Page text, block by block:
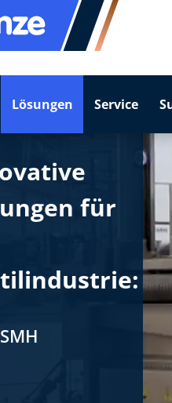
Lösungen Service
für